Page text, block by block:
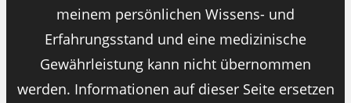
meinem persönlichen Wissens- und
Erfahrungsstand und eine medizinische
Gewährleistung kann nicht übernommen
werden. Informationen auf dieser Seite ersetzen